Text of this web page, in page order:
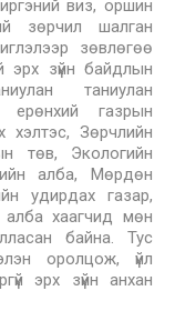
виз, оршин
зөрчил шалган
зөвлөгөө
эрх зүйн байдлын
таниулан
ерөнхий газрын
хэлтэс, Зөрчлийн
төв, Экологийн
алба, Мөрдөн
удирдах газар,
хаагчид мөн
байна. Тус
оролцож, үйл
эрх зүйн анхан